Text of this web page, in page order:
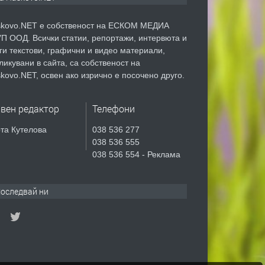
е собственост на ЕСКОМ МЕДИА
ООД. Всички статии, репортажи, интервюта и
текстови, графични и видео материали,
в сайта, са собственост на
освен ако изрично е посочено друго.
редактор
Кутелова
Телефони
038 536 277
038 536 555
038 536 554 - Реклама
ни